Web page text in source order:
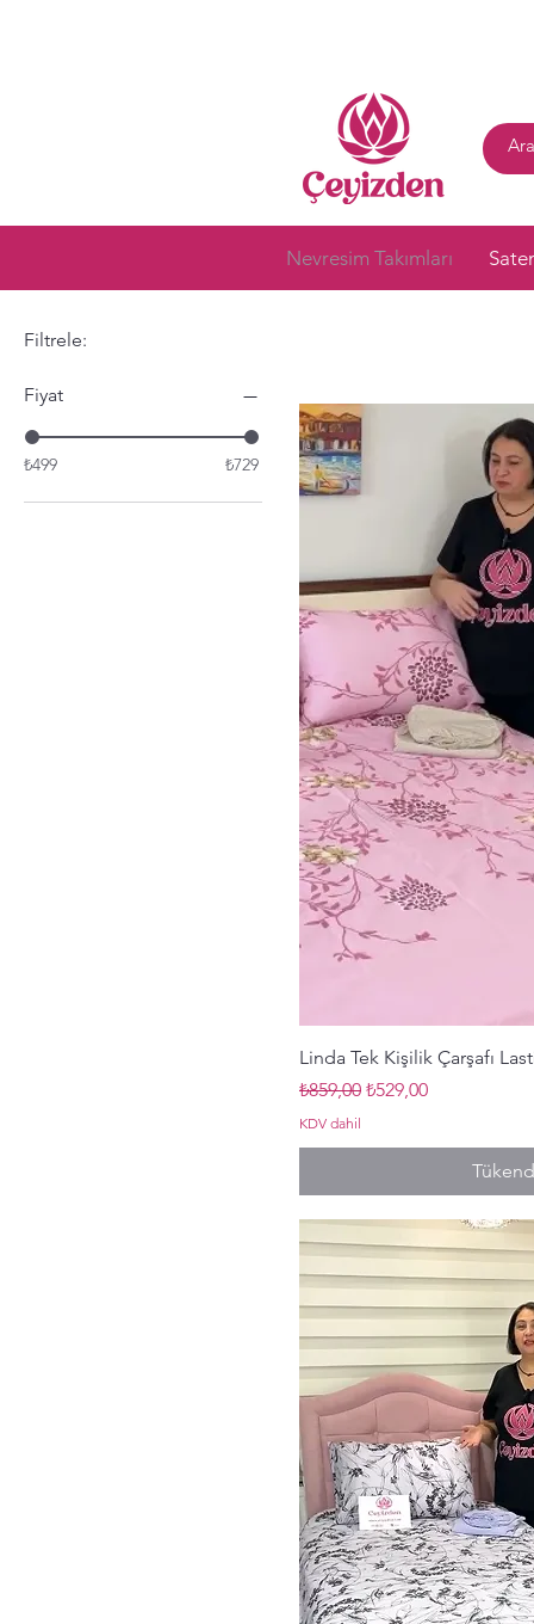
Nevresim Takımları
Filtrele:
Fiyat
₺499 ₺729
Hızlı
Linda Tek Kişilik Çarşafı
Normal Fiyat
₺859,00 İndirimli Fiyat
₺529,00
KDV dahil